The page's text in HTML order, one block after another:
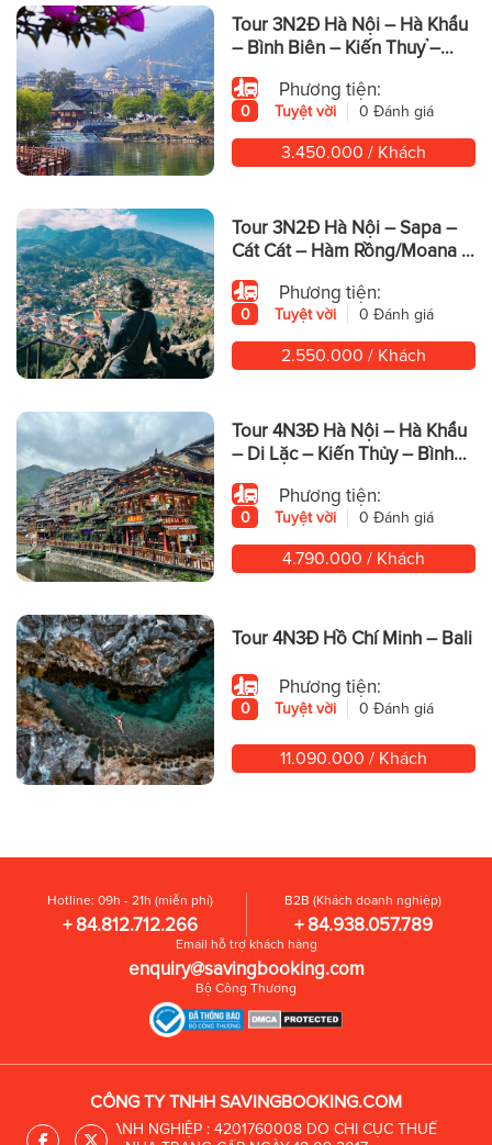
Tour 3N2Đ Hà Nội – Hà Khẩu
– Bình Biên – Kiến Thuỷ –
Động Yến Tử – Mông Tự
Phương tiện:
0 Tuyệt vời 0 Đánh giá
3.450.000 / Khách
Tour 3N2Đ Hà Nội – Sapa –
Cát Cát – Hàm Rồng/Moana –
Fansipan
Phương tiện:
0 Tuyệt vời 0 Đánh giá
2.550.000 / Khách
Tour 4N3Đ Hà Nội – Hà Khẩu
– Di Lặc – Kiến Thủy – Bình
Biên – Mông Tự
Phương tiện:
0 Tuyệt vời 0 Đánh giá
4.790.000 / Khách
Tour 4N3Đ Hồ Chí Minh – Bali
Phương tiện:
0 Tuyệt vời 0 Đánh giá
11.090.000 / Khách
Hotline: 09h - 21h (miễn phí)
+ 84.812.712.266
B2B (Khách doanh nghiệp)
+ 84.938.057.789
Email hỗ trợ khách hàng
enquiry@savingbooking.com
Bộ Công Thương
CÔNG TY TNHH SAVINGBOOKING.COM
MST DOANH NGHIỆP : 4201760008 DO CHI CỤC THUẾ